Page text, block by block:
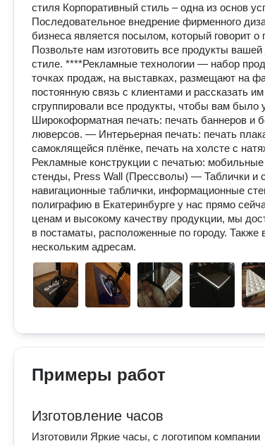
стиля Корпоративный стиль – одна из основ
Последовательное внедрение фирменного
бизнеса является посылом, который говорит
Позвольте нам изготовить все продукты
стиле. ****Рекламные технологии — набор
точках продаж, на выставках, размещают на
постоянную связь с клиентами и рассказать
сгруппировали все продукты, чтобы вам было
Широкоформатная печать: печать баннеров и
люверсов. — Интерьерная печать: печать
самоклящейся плёнке, печать на холсте с
Рекламные конструкции с печатью:
стенды, Press Wall (Прессволы) — Таблички и
навигационные таблички, информационные
полиграфию в Екатеринбурге у нас прямо
ценам и высокому качеству продукции, мы
в постаматы, расположенные по городу. Также
нескольким адресам.
Примеры работ
Изготовление часов
Изготовили Яркие часы, с логотипом компании